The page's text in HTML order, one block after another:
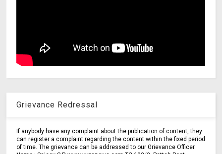
Grievance Redressal
If anybody have any complaint about the publication of content, they
can register a complaint regarding the content within the fixed period
of time. The grievance can be addressed to our Grievance Officer.